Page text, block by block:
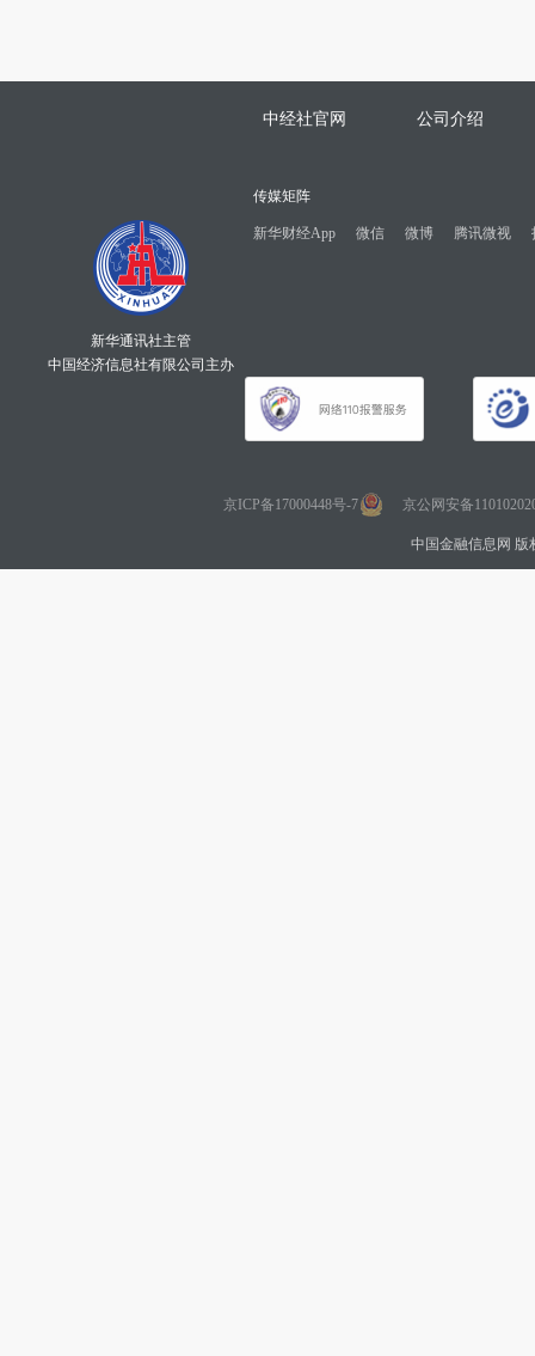
中经社官网 公司介绍
新华通讯社主管
中国经济信息社有限公司主办
传媒矩阵
新华财经App 微信 微博 腾讯微视
京ICP备17000448号-7 京公网安备
中国金融信息网 版